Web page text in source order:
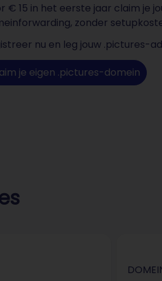
€ 15 in het eerste jaar claim je
zonder
nu en leg jouw .pictures-
je eigen .pictures-domein